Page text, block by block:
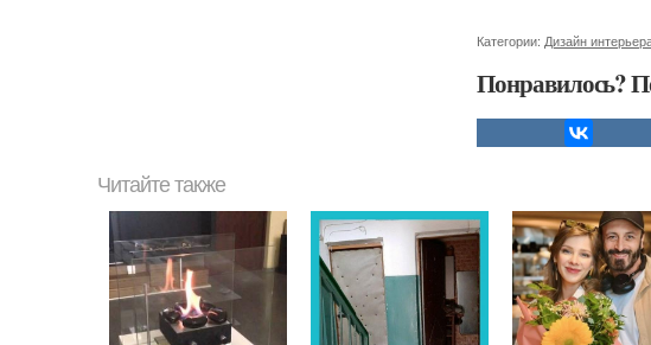
Категории: Дизайн
Понравилось?
Читайте также